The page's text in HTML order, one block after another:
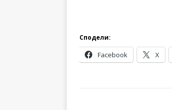
Сподели:
Facebook X